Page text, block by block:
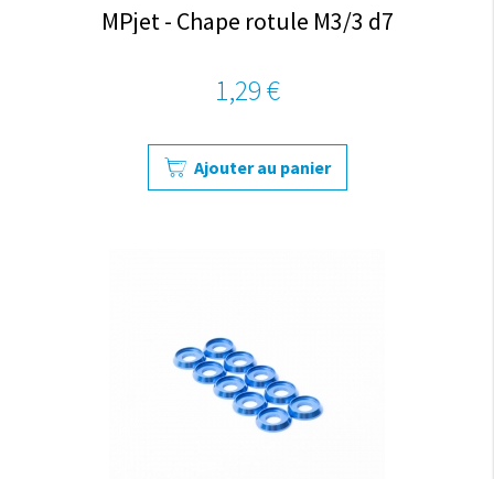
MPjet - Chape rotule M3/3 d7
1,29 €
Ajouter au panier